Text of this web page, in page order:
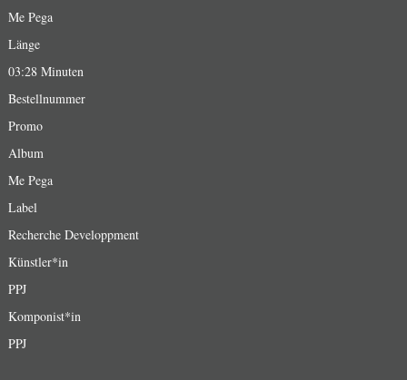
Me Pega
Länge
03:28 Minuten
Bestellnummer
Promo
Album
Me Pega
Label
Recherche Developpment
Künstler*in
PPJ
Komponist*in
PPJ